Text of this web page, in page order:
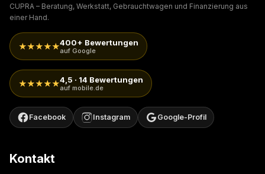
CUPRA – Beratung, Werkstatt, Gebrauchtwagen und Finanzierung aus
einer Hand.
★★★★★400+ Bewertungen
auf Google
★★★★★4,5 · 14 Bewertungen
auf mobile.de
Facebook Instagram Google-Profil
Kontakt